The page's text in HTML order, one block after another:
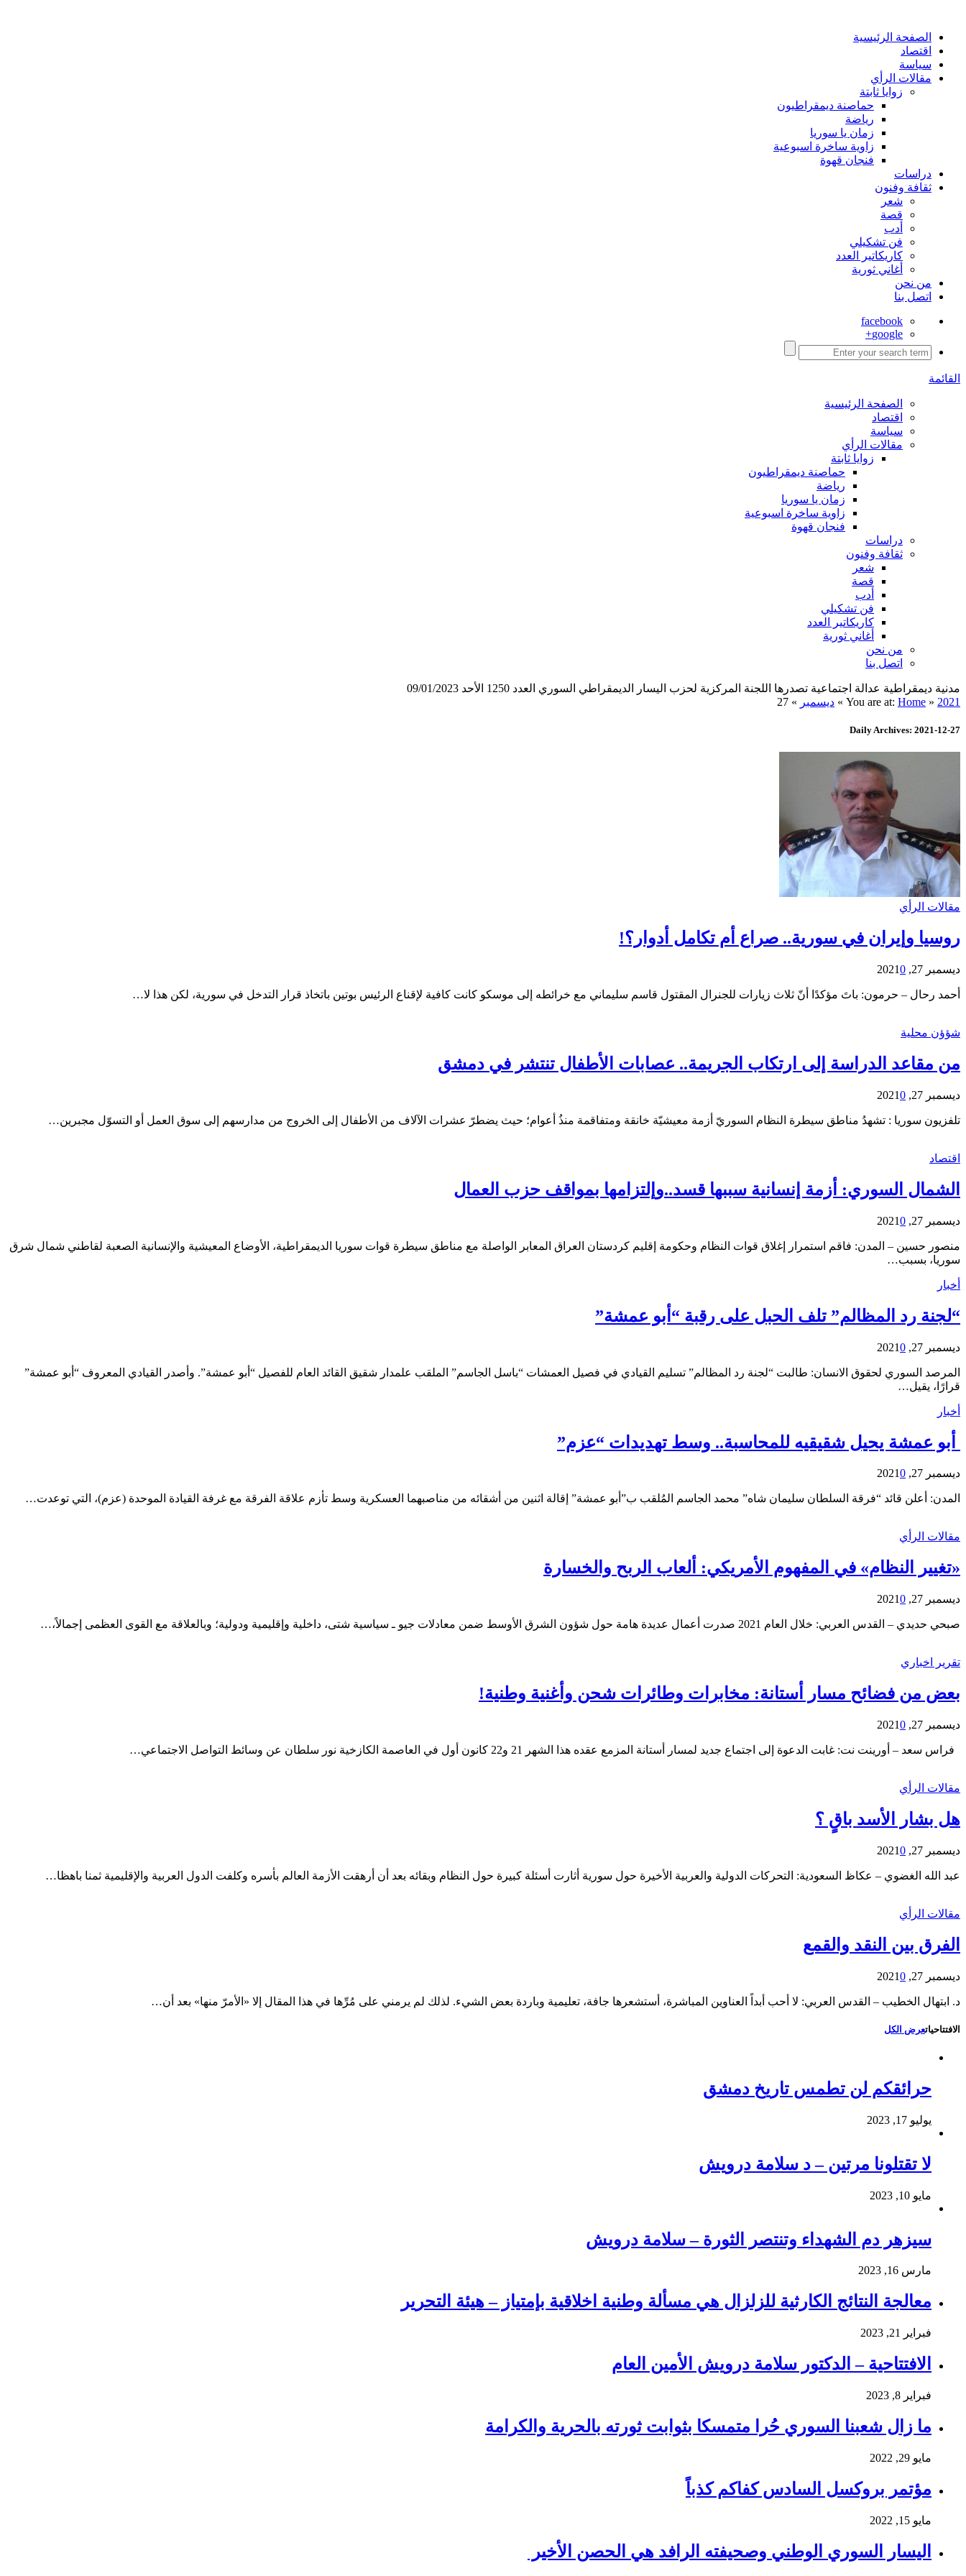
الصفحة الرئيسية
اقتصاد
سياسة
مقالات الرأي
زوايا ثابتة
حماصنة ديمقراطيون
رياضة
زمان يا سوريا
زاوية ساخرة اسبوعية
فنجان قهوة
دراسات
ثقافة وفنون
شعر
قصة
أدب
فن تشكيلي
كاريكاتير العدد
أغاني ثورية
من نحن
اتصل بنا
facebook
google+
القائمة
الصفحة الرئيسية
اقتصاد
سياسة
مقالات الرأي
زوايا ثابتة
حماصنة ديمقراطيون
رياضة
زمان يا سوريا
زاوية ساخرة اسبوعية
فنجان قهوة
دراسات
ثقافة وفنون
شعر
قصة
أدب
فن تشكيلي
كاريكاتير العدد
أغاني ثورية
من نحن
اتصل بنا
مدنية ديمقراطية عدالة اجتماعية تصدرها اللجنة المركزية لحزب اليسار الديمقراطي السوري العدد 1250 الأحد 09/01/2023
You are at: Home » 2021
» ديسمبر »
27
Daily Archives: 2021-12-27
مقالات الرأي
روسيا وإيران في سورية.. صراع أم تكامل أدوار؟!
ديسمبر 27, 2021 0
أحمد رحال – حرمون: باتَ مؤكدًا أنّ ثلاث زيارات للجنرال المقتول قاسم سليماني مع خرائطه إلى موسكو كانت كافية لإقناع الرئيس بوتين باتخاذ قرار التدخل في سورية، لكن هذا لا…
شؤؤن محلية
من مقاعد الدراسة إلى ارتكاب الجريمة.. عصابات الأطفال تنتشر في دمشق
ديسمبر 27, 2021 0
تلفزيون سوريا : تشهدُ مناطق سيطرة النظام السوريّ أزمة معيشيّة خانقة ومتفاقمة منذُ أعوام؛ حيث يضطرّ عشرات الآلاف من الأطفال إلى الخروج من مدارسهم إلى سوق العمل أو التسوّل مجبرين…
اقتصاد
الشمال السوري: أزمة إنسانية سببها قسد..وإلتزامها بمواقف حزب العمال
ديسمبر 27, 2021 0
منصور حسين – المدن: فاقم استمرار إغلاق قوات النظام وحكومة إقليم كردستان العراق المعابر الواصلة مع مناطق سيطرة قوات سوريا الديمقراطية، الأوضاع المعيشية والإنسانية الصعبة لقاطني شمال شرق
سوريا، بسبب…
أخبار
“لجنة رد المظالم” تلف الحبل على رقبة “أبو عمشة”
ديسمبر 27, 2021 0
المرصد السوري لحقوق الانسان: طالبت “لجنة رد المظالم” تسليم القيادي في فصيل العمشات “باسل الجاسم” الملقب علمدار شقيق القائد العام للفصيل “أبو عمشة”. وأصدر القيادي المعروف “أبو عمشة”
قرارًا، يقيل…
أخبار
أبو عمشة يحيل شقيقيه للمحاسبة.. وسط تهديدات “عزم”
ديسمبر 27, 2021 0
المدن: أعلن قائد “فرقة السلطان سليمان شاه” محمد الجاسم المُلقب ب”أبو عمشة” إقالة اثنين من أشقائه من مناصبهما العسكرية وسط تأزم علاقة الفرقة مع غرفة القيادة الموحدة (عزم)، التي توعدت…
مقالات الرأي
«تغيير النظام» في المفهوم الأمريكي: ألعاب الربح والخسارة
ديسمبر 27, 2021 0
صبحي حديدي – القدس العربي: خلال العام 2021 صدرت أعمال عديدة هامة حول شؤون الشرق الأوسط ضمن معادلات جيو ـ سياسية شتى، داخلية وإقليمية ودولية؛ وبالعلاقة مع القوى العظمى إجمالاً،…
تقرير اخباري
بعض من فضائح مسار أستانة: مخابرات وطائرات شحن وأغنية وطنية!
ديسمبر 27, 2021 0
فراس سعد – أورينت نت: غابت الدعوة إلى اجتماع جديد لمسار أستانة المزمع عقده هذا الشهر 21 و22 كانون أول في العاصمة الكازخية نور سلطان عن وسائط التواصل الاجتماعي…
مقالات الرأي
هل بشار الأسد باقٍ ؟
ديسمبر 27, 2021 0
عبد الله الغضوي – عكاظ السعودية: التحركات الدولية والعربية الأخيرة حول سورية أثارت أسئلة كبيرة حول النظام وبقائه بعد أن أرهقت الأزمة العالم بأسره وكلفت الدول العربية والإقليمية ثمنا باهظا…
مقالات الرأي
الفرق بين النقد والقمع
ديسمبر 27, 2021 0
د. ابتهال الخطيب – القدس العربي: لا أحب أبداً العناوين المباشرة، أستشعرها جافة، تعليمية وباردة بعض الشيء. لذلك لم يرمني على مُرِّها في هذا المقال إلا «الأمرّ منها» بعد أن…
الافتتاحياتعرض الكل
حرائقكم لن تطمس تاريخ دمشق
يوليو 17, 2023
لا تقتلونا مرتين – د سلامة درويش
مايو 10, 2023
سيزهر دم الشهداء وتنتصر الثورة – سلامة درويش
مارس 16, 2023
معالجة النتائج الكارثية للزلزال هي مسألة وطنية اخلاقية بإمتياز – هيئة التحرير
فبراير 21, 2023
الافتتاحية – الدكتور سلامة درويش الأمين العام
فبراير 8, 2023
ما زال شعبنا السوري حُرا متمسكا بثوابت ثورته بالحرية والكرامة
مايو 29, 2022
مؤتمر بروكسل السادس كفاكم كذباً
مايو 15, 2022
اليسار السوري الوطني وصحيفته الرافد هي الحصن الأخير